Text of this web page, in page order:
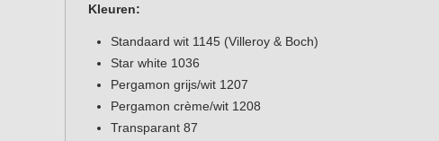
Kleuren:
Standaard wit 1145 (Villeroy & Boch)
Star white 1036
Pergamon grijs/wit 1207
Pergamon crème/wit 1208
Transparant 87